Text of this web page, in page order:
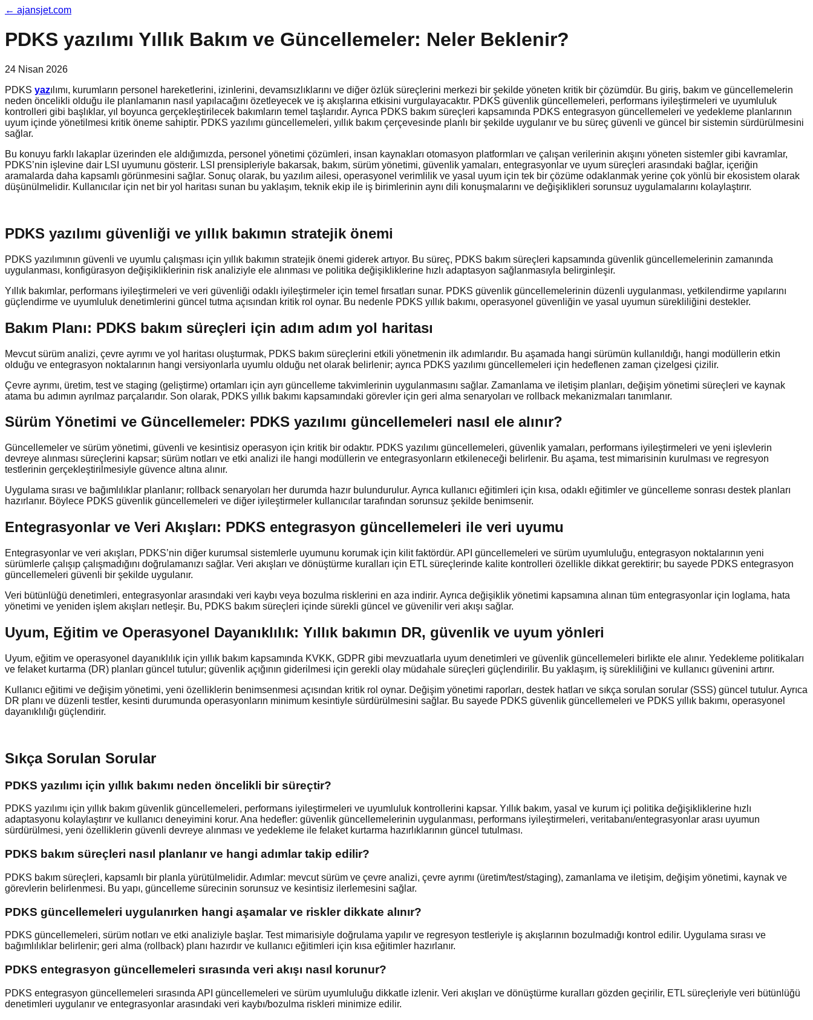
← ajansjet.com
PDKS yazılımı Yıllık Bakım ve Güncellemeler: Neler Beklenir?
24 Nisan 2026
PDKS yazılımı, kurumların personel hareketlerini, izinlerini, devamsızlıklarını ve diğer özlük süreçlerini merkezi bir şekilde yöneten kritik bir çözümdür. Bu giriş, bakım ve güncellemelerin
neden öncelikli olduğu ile planlamanın nasıl yapılacağını özetleyecek ve iş akışlarına etkisini vurgulayacaktır. PDKS güvenlik güncellemeleri, performans iyileştirmeleri ve uyumluluk
kontrolleri gibi başlıklar, yıl boyunca gerçekleştirilecek bakımların temel taşlarıdır. Ayrıca PDKS bakım süreçleri kapsamında PDKS entegrasyon güncellemeleri ve yedekleme planlarının
uyum içinde yönetilmesi kritik öneme sahiptir. PDKS yazılımı güncellemeleri, yıllık bakım çerçevesinde planlı bir şekilde uygulanır ve bu süreç güvenli ve güncel bir sistemin sürdürülmesini
sağlar.
Bu konuyu farklı lakaplar üzerinden ele aldığımızda, personel yönetimi çözümleri, insan kaynakları otomasyon platformları ve çalışan verilerinin akışını yöneten sistemler gibi kavramlar,
PDKS’nin işlevine dair LSI uyumunu gösterir. LSI prensipleriyle bakarsak, bakım, sürüm yönetimi, güvenlik yamaları, entegrasyonlar ve uyum süreçleri arasındaki bağlar, içeriğin
aramalarda daha kapsamlı görünmesini sağlar. Sonuç olarak, bu yazılım ailesi, operasyonel verimlilik ve yasal uyum için tek bir çözüme odaklanmak yerine çok yönlü bir ekosistem olarak
düşünülmelidir. Kullanıcılar için net bir yol haritası sunan bu yaklaşım, teknik ekip ile iş birimlerinin aynı dili konuşmalarını ve değişiklikleri sorunsuz uygulamalarını kolaylaştırır.
PDKS yazılımı güvenliği ve yıllık bakımın stratejik önemi
PDKS yazılımının güvenli ve uyumlu çalışması için yıllık bakımın stratejik önemi giderek artıyor. Bu süreç, PDKS bakım süreçleri kapsamında güvenlik güncellemelerinin zamanında
uygulanması, konfigürasyon değişikliklerinin risk analiziyle ele alınması ve politika değişikliklerine hızlı adaptasyon sağlanmasıyla belirginleşir.
Yıllık bakımlar, performans iyileştirmeleri ve veri güvenliği odaklı iyileştirmeler için temel fırsatları sunar. PDKS güvenlik güncellemelerinin düzenli uygulanması, yetkilendirme yapılarını
güçlendirme ve uyumluluk denetimlerini güncel tutma açısından kritik rol oynar. Bu nedenle PDKS yıllık bakımı, operasyonel güvenliğin ve yasal uyumun sürekliliğini destekler.
Bakım Planı: PDKS bakım süreçleri için adım adım yol haritası
Mevcut sürüm analizi, çevre ayrımı ve yol haritası oluşturmak, PDKS bakım süreçlerini etkili yönetmenin ilk adımlarıdır. Bu aşamada hangi sürümün kullanıldığı, hangi modüllerin etkin
olduğu ve entegrasyon noktalarının hangi versiyonlarla uyumlu olduğu net olarak belirlenir; ayrıca PDKS yazılımı güncellemeleri için hedeflenen zaman çizelgesi çizilir.
Çevre ayrımı, üretim, test ve staging (geliştirme) ortamları için ayrı güncelleme takvimlerinin uygulanmasını sağlar. Zamanlama ve iletişim planları, değişim yönetimi süreçleri ve kaynak
atama bu adımın ayrılmaz parçalarıdır. Son olarak, PDKS yıllık bakımı kapsamındaki görevler için geri alma senaryoları ve rollback mekanizmaları tanımlanır.
Sürüm Yönetimi ve Güncellemeler: PDKS yazılımı güncellemeleri nasıl ele alınır?
Güncellemeler ve sürüm yönetimi, güvenli ve kesintisiz operasyon için kritik bir odaktır. PDKS yazılımı güncellemeleri, güvenlik yamaları, performans iyileştirmeleri ve yeni işlevlerin
devreye alınması süreçlerini kapsar; sürüm notları ve etki analizi ile hangi modüllerin ve entegrasyonların etkileneceği belirlenir. Bu aşama, test mimarisinin kurulması ve regresyon
testlerinin gerçekleştirilmesiyle güvence altına alınır.
Uygulama sırası ve bağımlılıklar planlanır; rollback senaryoları her durumda hazır bulundurulur. Ayrıca kullanıcı eğitimleri için kısa, odaklı eğitimler ve güncelleme sonrası destek planları
hazırlanır. Böylece PDKS güvenlik güncellemeleri ve diğer iyileştirmeler kullanıcılar tarafından sorunsuz şekilde benimsenir.
Entegrasyonlar ve Veri Akışları: PDKS entegrasyon güncellemeleri ile veri uyumu
Entegrasyonlar ve veri akışları, PDKS’nin diğer kurumsal sistemlerle uyumunu korumak için kilit faktördür. API güncellemeleri ve sürüm uyumluluğu, entegrasyon noktalarının yeni
sürümlerle çalışıp çalışmadığını doğrulamanızı sağlar. Veri akışları ve dönüştürme kuralları için ETL süreçlerinde kalite kontrolleri özellikle dikkat gerektirir; bu sayede PDKS entegrasyon
güncellemeleri güvenli bir şekilde uygulanır.
Veri bütünlüğü denetimleri, entegrasyonlar arasındaki veri kaybı veya bozulma risklerini en aza indirir. Ayrıca değişiklik yönetimi kapsamına alınan tüm entegrasyonlar için loglama, hata
yönetimi ve yeniden işlem akışları netleşir. Bu, PDKS bakım süreçleri içinde sürekli güncel ve güvenilir veri akışı sağlar.
Uyum, Eğitim ve Operasyonel Dayanıklılık: Yıllık bakımın DR, güvenlik ve uyum yönleri
Uyum, eğitim ve operasyonel dayanıklılık için yıllık bakım kapsamında KVKK, GDPR gibi mevzuatlarla uyum denetimleri ve güvenlik güncellemeleri birlikte ele alınır. Yedekleme politikaları
ve felaket kurtarma (DR) planları güncel tutulur; güvenlik açığının giderilmesi için gerekli olay müdahale süreçleri güçlendirilir. Bu yaklaşım, iş sürekliliğini ve kullanıcı güvenini artırır.
Kullanıcı eğitimi ve değişim yönetimi, yeni özelliklerin benimsenmesi açısından kritik rol oynar. Değişim yönetimi raporları, destek hatları ve sıkça sorulan sorular (SSS) güncel tutulur. Ayrıca
DR planı ve düzenli testler, kesinti durumunda operasyonların minimum kesintiyle sürdürülmesini sağlar. Bu sayede PDKS güvenlik güncellemeleri ve PDKS yıllık bakımı, operasyonel
dayanıklılığı güçlendirir.
Sıkça Sorulan Sorular
PDKS yazılımı için yıllık bakımı neden öncelikli bir süreçtir?
PDKS yazılımı için yıllık bakım güvenlik güncellemeleri, performans iyileştirmeleri ve uyumluluk kontrollerini kapsar. Yıllık bakım, yasal ve kurum içi politika değişikliklerine hızlı
adaptasyonu kolaylaştırır ve kullanıcı deneyimini korur. Ana hedefler: güvenlik güncellemelerinin uygulanması, performans iyileştirmeleri, veritabanı/entegrasyonlar arası uyumun
sürdürülmesi, yeni özelliklerin güvenli devreye alınması ve yedekleme ile felaket kurtarma hazırlıklarının güncel tutulması.
PDKS bakım süreçleri nasıl planlanır ve hangi adımlar takip edilir?
PDKS bakım süreçleri, kapsamlı bir planla yürütülmelidir. Adımlar: mevcut sürüm ve çevre analizi, çevre ayrımı (üretim/test/staging), zamanlama ve iletişim, değişim yönetimi, kaynak ve
görevlerin belirlenmesi. Bu yapı, güncelleme sürecinin sorunsuz ve kesintisiz ilerlemesini sağlar.
PDKS güncellemeleri uygulanırken hangi aşamalar ve riskler dikkate alınır?
PDKS güncellemeleri, sürüm notları ve etki analiziyle başlar. Test mimarisiyle doğrulama yapılır ve regresyon testleriyle iş akışlarının bozulmadığı kontrol edilir. Uygulama sırası ve
bağımlılıklar belirlenir; geri alma (rollback) planı hazırdır ve kullanıcı eğitimleri için kısa eğitimler hazırlanır.
PDKS entegrasyon güncellemeleri sırasında veri akışı nasıl korunur?
PDKS entegrasyon güncellemeleri sırasında API güncellemeleri ve sürüm uyumluluğu dikkatle izlenir. Veri akışları ve dönüştürme kuralları gözden geçirilir, ETL süreçleriyle veri bütünlüğü
denetimleri uygulanır ve entegrasyonlar arasındaki veri kaybı/bozulma riskleri minimize edilir.